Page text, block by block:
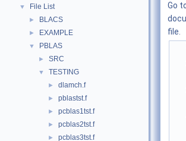
▼ File List
► BLACS
► EXAMPLE
▼ PBLAS
► SRC
▼ TESTING
► dlamch.f
► pblastst.f
► pcblas1tst.f
► pcblas2tst.f
► pcblas3tst.f
Go
file.